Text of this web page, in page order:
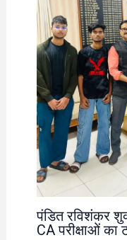
पंडित रविशंकर
CA परीक्षाओं का